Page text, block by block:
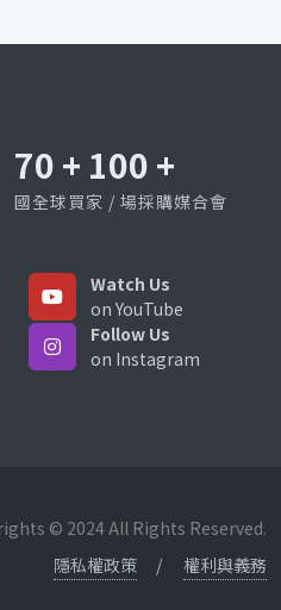
70 + 100 +
國全球買家 / 場採購媒合會
Watch Us
on YouTube
Follow Us
on Instagram
© 2024 All Rights Reserved.
隱私權政策
權利與義務